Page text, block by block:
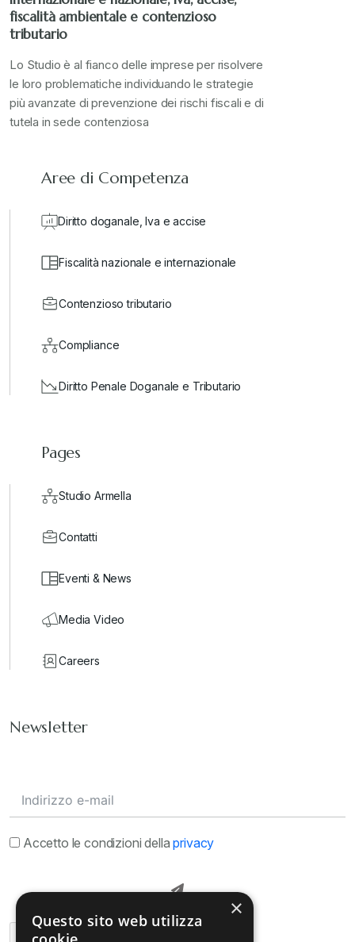
fiscalità ambientale e contenzioso
tributario
Lo Studio è al fianco delle imprese per risolvere
le loro problematiche individuando le strategie
più avanzate di prevenzione dei rischi fiscali e di
tutela in sede contenziosa
Aree di Competenza
Diritto doganale, Iva e accise
Fiscalità nazionale e internazionale
Contenzioso tributario
Compliance
Diritto Penale Doganale e Tributario
Pages
Studio Armella
Contatti
Eventi & News
Media Video
Careers
Newsletter
Accetto le condizioni dellaprivacy
×
Questo sito web utilizza